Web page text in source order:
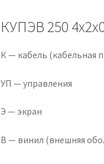
КУПЭВ 250
К — кабель (кабельная
УП — управления
Э — экран
В — винил (внешняя